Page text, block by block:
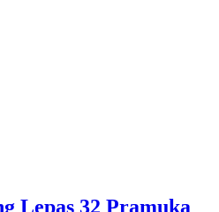
Lepas 32 Pramuka